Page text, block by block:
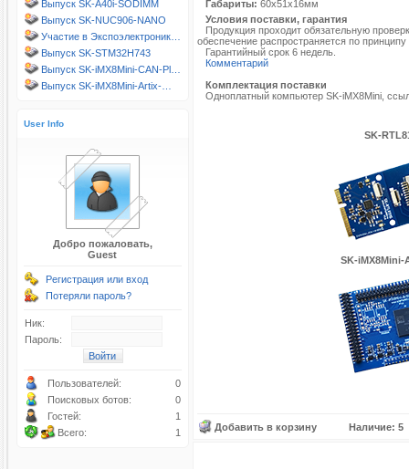
Выпуск SK-A40i-SODIMM
Выпуск SK-NUC906-NANO
Участие в Экспоэлектроник…
Выпуск SK-STM32H743
Выпуск SK-iMX8Mini-CAN-Pl…
Выпуск SK-iMX8Mini-Artix-…
User Info
Добро пожаловать,
Guest
Регистрация или вход
Потеряли пароль?
Ник:
Пароль:
Пользователей:
0
Поисковых ботов:
0
Гостей:
1
Всего:
1
Габариты: 60х51х16мм
Условия поставки, гарантия
Продукция проходит обязательную
обеспечение распространяется по
Гарантийный срок 6 недель.
Комментарий
Комплектация поставки
Одноплатный компьютер SK-iMX8Mini,
SK-
SK-
Добавить в корзину Наличие: 5